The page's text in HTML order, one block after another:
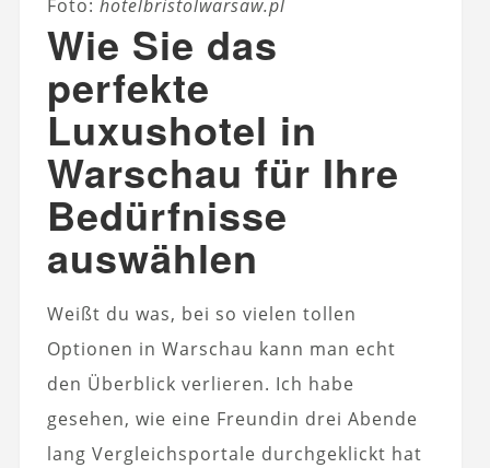
Foto: hotelbristolwarsaw.pl
Wie Sie das
perfekte
Luxushotel in
Warschau für Ihre
Bedürfnisse
auswählen
Weißt du was, bei so vielen tollen
Optionen in Warschau kann man echt
den Überblick verlieren. Ich habe
gesehen, wie eine Freundin drei Abende
lang Vergleichsportale durchgeklickt hat